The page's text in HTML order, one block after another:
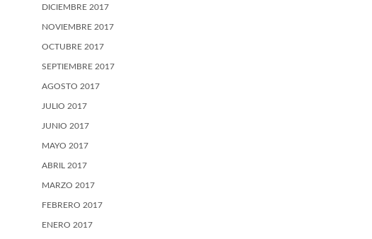
DICIEMBRE 2017
NOVIEMBRE 2017
OCTUBRE 2017
SEPTIEMBRE 2017
AGOSTO 2017
JULIO 2017
JUNIO 2017
MAYO 2017
ABRIL 2017
MARZO 2017
FEBRERO 2017
ENERO 2017